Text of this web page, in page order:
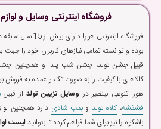
فروشگاه اینترنتی وسایل و
فروشگاه اینترنتی هورا دارای بیش از 15 سال سابقه در زمینه
بوده و توانسته تمامی نیازهای کاربران خود را
قبیل جشن تولد، جشن شب یلدا و همچنین
کالاهای با کیفیت را به صورت تک و عمده به فروش
هورا تنوعی بینظیر در وسایل تزیین تولداز قبیل
فشفشه،کلاه تولد وبمب شادی دارد همچنین
باشکوه را نیز برای شما فراهم کرده تا بتوانیدلیست